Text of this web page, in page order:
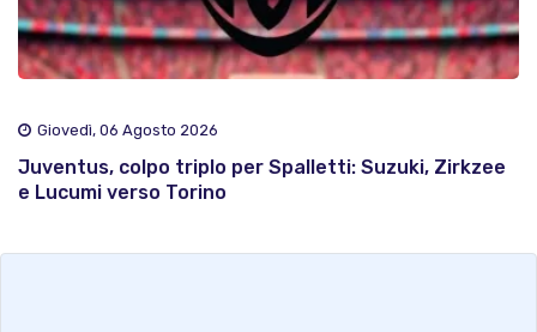
Giovedì, 06 Agosto 2026
Juventus, colpo triplo per Spalletti: Suzuki, Zirkzee
e Lucumi verso Torino